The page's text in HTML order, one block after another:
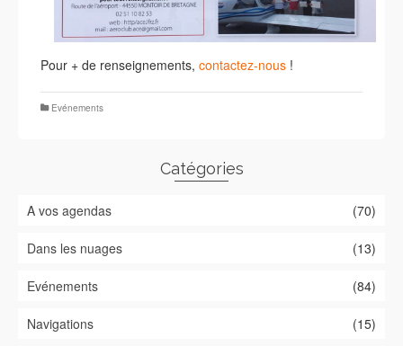
Pour + de renseignements, contactez-nous !
Evénements
Catégories
A vos agendas (70)
Dans les nuages (13)
Evénements (84)
Navigations (15)